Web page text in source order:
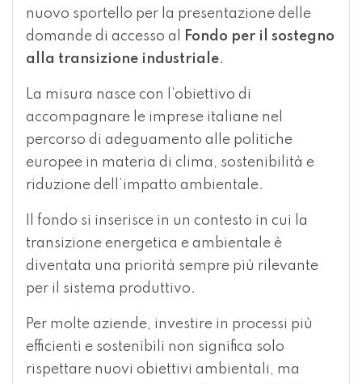
nuovo sportello per la presentazione delle
domande di accesso al
Fondo per il sostegno
alla transizione industriale.
La misura nasce con l’obiettivo di
accompagnare le imprese italiane nel
percorso di adeguamento alle politiche
europee in materia di clima, sostenibilità e
riduzione dell’impatto ambientale.
Il fondo si inserisce in un contesto in cui la
transizione energetica e ambientale è
diventata una priorità sempre più rilevante
per il sistema produttivo.
Per molte aziende, investire in processi più
efficienti e sostenibili non significa solo
rispettare nuovi obiettivi ambientali, ma